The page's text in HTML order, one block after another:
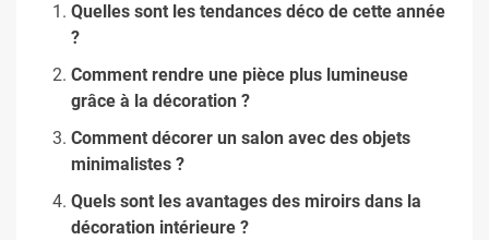
Quelles sont les tendances déco de cette année
?
Comment rendre une pièce plus lumineuse
grâce à la décoration ?
Comment décorer un salon avec des objets
minimalistes ?
Quels sont les avantages des miroirs dans la
décoration intérieure ?